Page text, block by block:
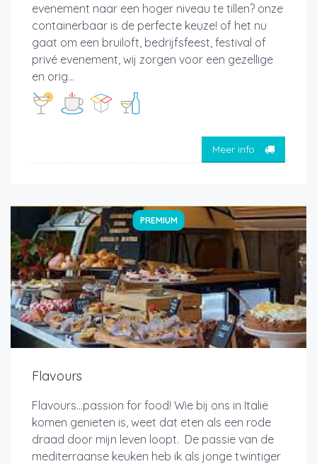
evenement naar een hoger niveau te tillen? onze
containerbaar is de perfecte keuze! of het nu
gaat om een bruiloft, bedrijfsfeest, festival of
privé evenement, wij zorgen voor een gezellige
en orig...
Meer info
PREMIUM
Flavours
Flavours…passion for food! Wie bij ons in Italië
komen genieten is, weet dat eten als een rode
draad door mijn leven loopt. De passie van de
mediterraanse keuken heb ik als jonge twintiger